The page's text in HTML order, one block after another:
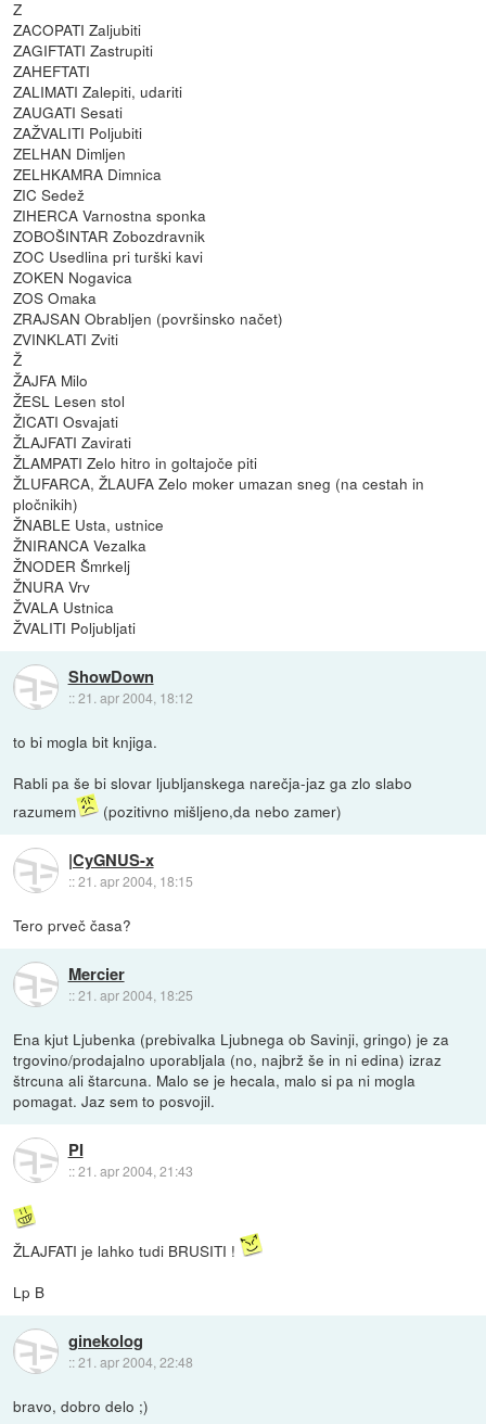
Z
ZACOPATI Zaljubiti
ZAGIFTATI Zastrupiti
ZAHEFTATI
ZALIMATI Zalepiti, udariti
ZAUGATI Sesati
ZAŽVALITI Poljubiti
ZELHAN Dimljen
ZELHKAMRA Dimnica
ZIC Sedež
ZIHERCA Varnostna sponka
ZOBOŠINTAR Zobozdravnik
ZOC Usedlina pri turški kavi
ZOKEN Nogavica
ZOS Omaka
ZRAJSAN Obrabljen (površinsko načet)
ZVINKLATI Zviti
Ž
ŽAJFA Milo
ŽESL Lesen stol
ŽICATI Osvajati
ŽLAJFATI Zavirati
ŽLAMPATI Zelo hitro in goltajoče piti
ŽLUFARCA, ŽLAUFA Zelo moker umazan sneg (na cestah in
pločnikih)
ŽNABLE Usta, ustnice
ŽNIRANCA Vezalka
ŽNODER Šmrkelj
ŽNURA Vrv
ŽVALA Ustnica
ŽVALITI Poljubljati
ShowDown
::21. apr 2004, 18:12
to bi mogla bit knjiga.
Rabli pa še bi slovar ljubljanskega narečja-jaz ga zlo slabo
razumem
(pozitivno mišljeno,da nebo zamer)
|CyGNUS-x
::21. apr 2004, 18:15
Tero prveč časa?
Mercier
::21. apr 2004, 18:25
Ena kjut Ljubenka (prebivalka Ljubnega ob Savinji, gringo) je za
trgovino/prodajalno uporabljala (no, najbrž še in ni edina) izraz
štrcuna ali štarcuna. Malo se je hecala, malo si pa ni mogla
pomagat. Jaz sem to posvojil.
PI
::21. apr 2004, 21:43
ŽLAJFATI je lahko tudi BRUSITI !
Lp B
ginekolog
::21. apr 2004, 22:48
bravo, dobro delo ;)